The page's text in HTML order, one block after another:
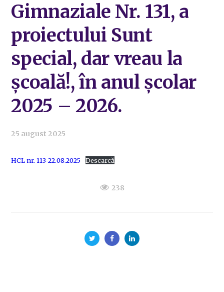
Gimnaziale Nr. 131, a
proiectului Sunt
special, dar vreau la
școală!, în anul școlar
2025 – 2026.
25 august 2025
HCL nr. 113-22.08.2025 Descarcă
238